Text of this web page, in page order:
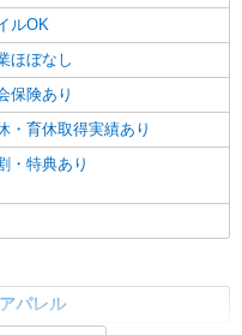
ルOK
ほぼなし
保険あり
・育休取得実績あり
・特典あり
パレル